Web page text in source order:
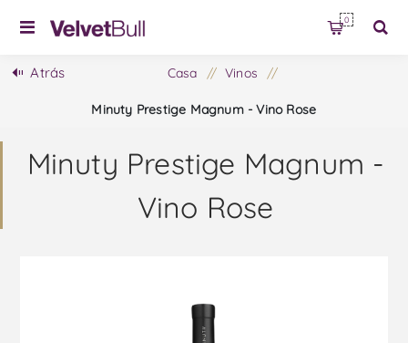
0
Atrás Casa / Vinos /
Minuty Prestige Magnum - Vino Rose
Minuty Prestige Magnum -
Vino Rose